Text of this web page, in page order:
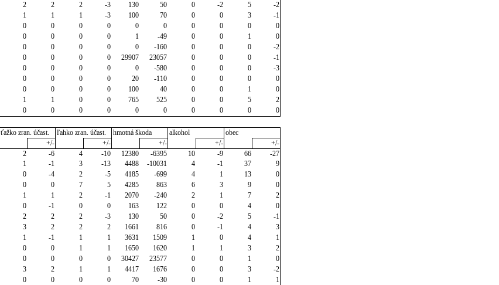
2 2 2 -3 130 50 0 -2 5
-2
1 1 1 -3 100 70 0 0 3
-1
0 0 0 0 0 0 0 0 0
0
0 0 0 0 1 -49 0 0 1
0
0 0 0 0 0 -160 0 0 0
-2
0 0 0 0 29907 23057 0 0 0
-1
0 0 0 0 0 -580 0 0 0
-3
0 0 0 0 20 -110 0 0 0
0
0 0 0 0 100 40 0 0 1
0
1 1 0 0 765 525 0 0 5
2
0 0 0 0 0 0 0 0 0
0
ťažko zran. účast. ľahko zran. účast. hmotná škoda alkohol
obec
+/- +/- +/- +/-
+/-
2 -6 4 -10 12380 -6395 10 -9 66
-27
1 -1 3 -13 4488 -10031 4 -1 37
9
0 -4 2 -5 4185 -699 4 1 13
0
0 0 7 5 4285 863 6 3 9
0
1 1 2 -1 2070 -240 2 1 7
2
0 -1 0 0 163 122 0 0 4
0
2 2 2 -3 130 50 0 -2 5
-1
3 2 2 2 1661 816 0 -1 4
3
1 -1 1 1 3631 1509 1 0 4
1
0 0 1 1 1650 1620 1 1 3
2
0 0 0 0 30427 23577 0 0 1
0
3 2 1 1 4417 1676 0 0 3
-2
0 0 0 0 70 -30 0 0 1
1